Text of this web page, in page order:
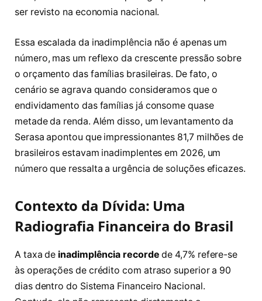
ser revisto na economia nacional.
Essa escalada da inadimplência não é apenas um
número, mas um reflexo da crescente pressão sobre
o orçamento das famílias brasileiras. De fato, o
cenário se agrava quando consideramos que o
endividamento das famílias já consome quase
metade da renda. Além disso, um levantamento da
Serasa apontou que impressionantes 81,7 milhões de
brasileiros estavam inadimplentes em 2026, um
número que ressalta a urgência de soluções eficazes.
Contexto da Dívida: Uma
Radiografia Financeira do Brasil
A taxa de inadimplência recorde de 4,7% refere-se
às operações de crédito com atraso superior a 90
dias dentro do Sistema Financeiro Nacional.